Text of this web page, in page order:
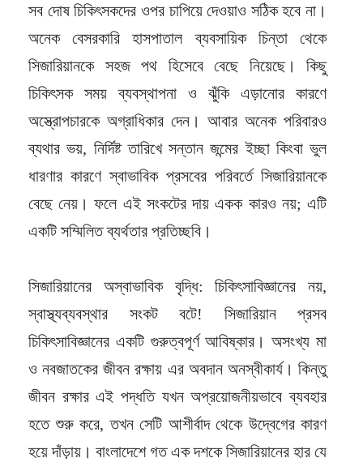
সব দোষ চিকিৎসকদের ওপর চাপিয়ে দেওয়াও সঠিক হবে না।
অনেক বেসরকারি হাসপাতাল ব্যবসায়িক চিন্তা থেকে
সিজারিয়ানকে সহজ পথ হিসেবে বেছে নিয়েছে। কিছু
চিকিৎসক সময় ব্যবস্থাপনা ও ঝুঁকি এড়ানোর কারণে
অস্ত্রোপচারকে অগ্রাধিকার দেন। আবার অনেক পরিবারও
ব্যথার ভয়, নির্দিষ্ট তারিখে সন্তান জন্মের ইচ্ছা কিংবা ভুল
ধারণার কারণে স্বাভাবিক প্রসবের পরিবর্তে সিজারিয়ানকে
বেছে নেয়। ফলে এই সংকটের দায় একক কারও নয়; এটি
একটি সম্মিলিত ব্যর্থতার প্রতিচ্ছবি।
সিজারিয়ানের অস্বাভাবিক বৃদ্ধি: চিকিৎসাবিজ্ঞানের নয়,
স্বাস্থ্যব্যবস্থার সংকট বটে! সিজারিয়ান প্রসব
চিকিৎসাবিজ্ঞানের একটি গুরুত্বপূর্ণ আবিষ্কার। অসংখ্য মা
ও নবজাতকের জীবন রক্ষায় এর অবদান অনস্বীকার্য। কিন্তু
জীবন রক্ষার এই পদ্ধতি যখন অপ্রয়োজনীয়ভাবে ব্যবহার
হতে শুরু করে, তখন সেটি আশীর্বাদ থেকে উদ্বেগের কারণ
হয়ে দাঁড়ায়। বাংলাদেশে গত এক দশকে সিজারিয়ানের হার যে